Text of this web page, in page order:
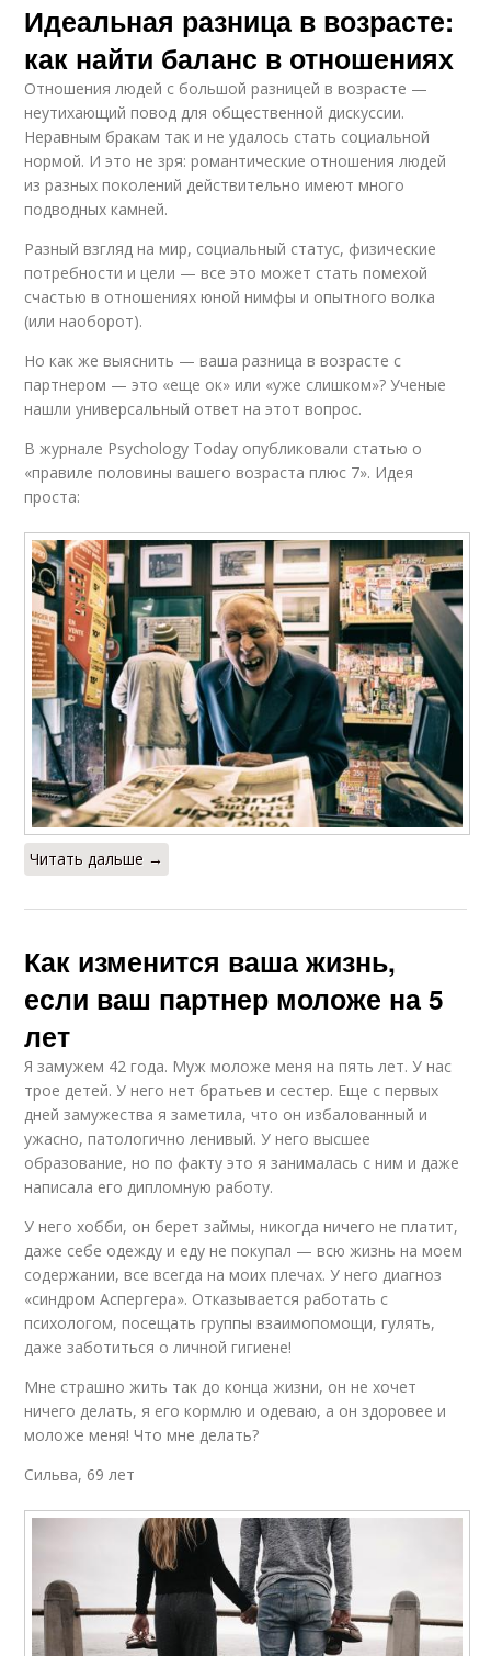
Идеальная разница в возрасте:
как найти баланс в отношениях
Отношения людей с большой разницей в возрасте —
неутихающий повод для общественной дискуссии.
Неравным бракам так и не удалось стать социальной
нормой. И это не зря: романтические отношения людей
из разных поколений действительно имеют много
подводных камней.
Разный взгляд на мир, социальный статус, физические
потребности и цели — все это может стать помехой
счастью в отношениях юной нимфы и опытного волка
(или наоборот).
Но как же выяснить — ваша разница в возрасте с
партнером — это «еще ок» или «уже слишком»? Ученые
нашли универсальный ответ на этот вопрос.
В журнале Psychology Today опубликовали статью о
«правиле половины вашего возраста плюс 7». Идея
проста:
Читать дальше →
Как изменится ваша жизнь,
если ваш партнер моложе на 5
лет
Я замужем 42 года. Муж моложе меня на пять лет. У нас
трое детей. У него нет братьев и сестер. Еще с первых
дней замужества я заметила, что он избалованный и
ужасно, патологично ленивый. У него высшее
образование, но по факту это я занималась с ним и даже
написала его дипломную работу.
У него хобби, он берет займы, никогда ничего не платит,
даже себе одежду и еду не покупал — всю жизнь на моем
содержании, все всегда на моих плечах. У него диагноз
«синдром Аспергера». Отказывается работать с
психологом, посещать группы взаимопомощи, гулять,
даже заботиться о личной гигиене!
Мне страшно жить так до конца жизни, он не хочет
ничего делать, я его кормлю и одеваю, а он здоровее и
моложе меня! Что мне делать?
Сильва, 69 лет